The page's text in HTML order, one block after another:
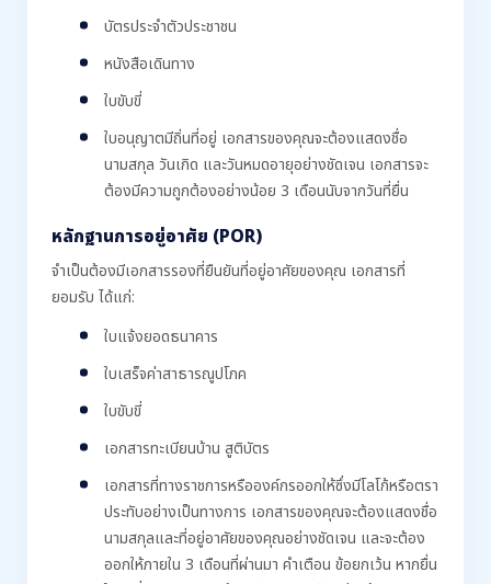
บัตรประจำตัวประชาชน
หนังสือเดินทาง
ใบขับขี่
ใบอนุญาตมีถิ่นที่อยู่ เอกสารของคุณจะต้องแสดงชื่อ
นามสกุล วันเกิด และวันหมดอายุอย่างชัดเจน เอกสารจะ
ต้องมีความถูกต้องอย่างน้อย 3 เดือนนับจากวันที่ยื่น
หลักฐานการอยู่อาศัย (POR)
จำเป็นต้องมีเอกสารรองที่ยืนยันที่อยู่อาศัยของคุณ เอกสารที่
ยอมรับ ได้แก่:
ใบแจ้งยอดธนาคาร
ใบเสร็จค่าสาธารณูปโภค
ใบขับขี่
เอกสารทะเบียนบ้าน สูติบัตร
เอกสารที่ทางราชการหรือองค์กรออกให้ซึ่งมีโลโก้หรือตรา
ประทับอย่างเป็นทางการ เอกสารของคุณจะต้องแสดงชื่อ
นามสกุลและที่อยู่อาศัยของคุณอย่างชัดเจน และจะต้อง
ออกให้ภายใน 3 เดือนที่ผ่านมา คำเตือน ข้อยกเว้น หากยื่น